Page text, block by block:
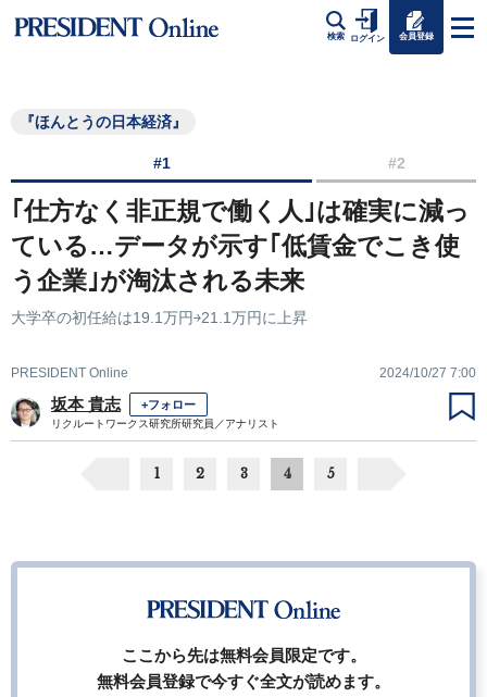
検索 ログイン 会員登録
『ほんとうの日本経済』
#1 #2
｢仕方なく非正規で働く人｣は確実に減っ
ている…データが示す｢低賃金でこき使
う企業｣が淘汰される未来
大学卒の初任給は19.1万円￫21.1万円に上昇
PRESIDENT Online 2024/10/27 7:00
坂本 貴志 +フォロー
リクルートワークス研究所研究員／アナリスト
1 2 3 4 5
ここから先は無料会員限定です。
無料会員登録で今すぐ全文が読めます。